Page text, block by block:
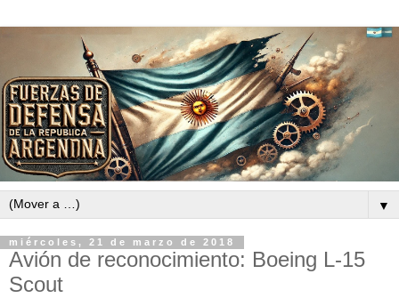
▼
miércoles, 21 de marzo de 2018
Avión de reconocimiento: Boeing L-15
Scout